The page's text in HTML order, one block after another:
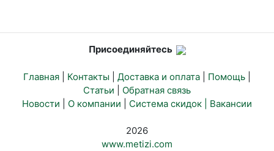
Присоединяйтесь
Главная Контакты Доставка и оплата Помощь
Статьи
Обратная связь
Новости
О компании Система скидок | Вакансии
2026
www.metizi.com